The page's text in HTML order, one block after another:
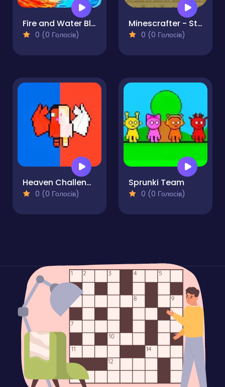
Fire and Water Blockman
0 (0 Голосів)
Minescrafter - Steve and Alex
0 (0 Голосів)
Heaven Challenge - 2 Player
0 (0 Голосів)
Sprunki Team
0 (0 Голосів)